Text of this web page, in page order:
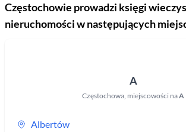
Częstochowie prowadzi księgi
nieruchomości w następujących
A
Częstochowa, miejscowości naA
Albertów